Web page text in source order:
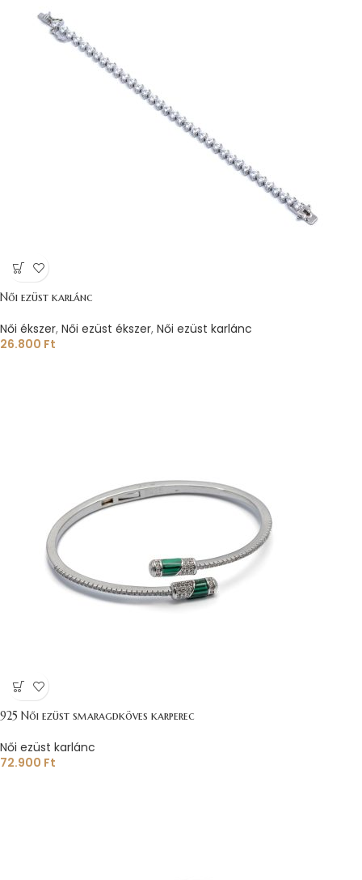
Női ezüst karlánc
Női ékszer, Női ezüst ékszer, Női ezüst karlánc
26.800 Ft
925 Női ezüst smaragdköves karperec
Női ezüst karlánc
72.900 Ft